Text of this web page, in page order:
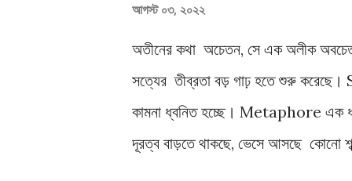
আগস্ট ০৩, ২০২২
অতীনের কথা অচেতন, সে এক অলীক
সত্যের তীব্রতা বড় গাঢ় হতে শুরু করেছে।
কামনা ধ্বনিত হচ্ছে। Metaphore এক
দূরত্ব বাড়তে থাকছে, ভেসে আসছে কোনো